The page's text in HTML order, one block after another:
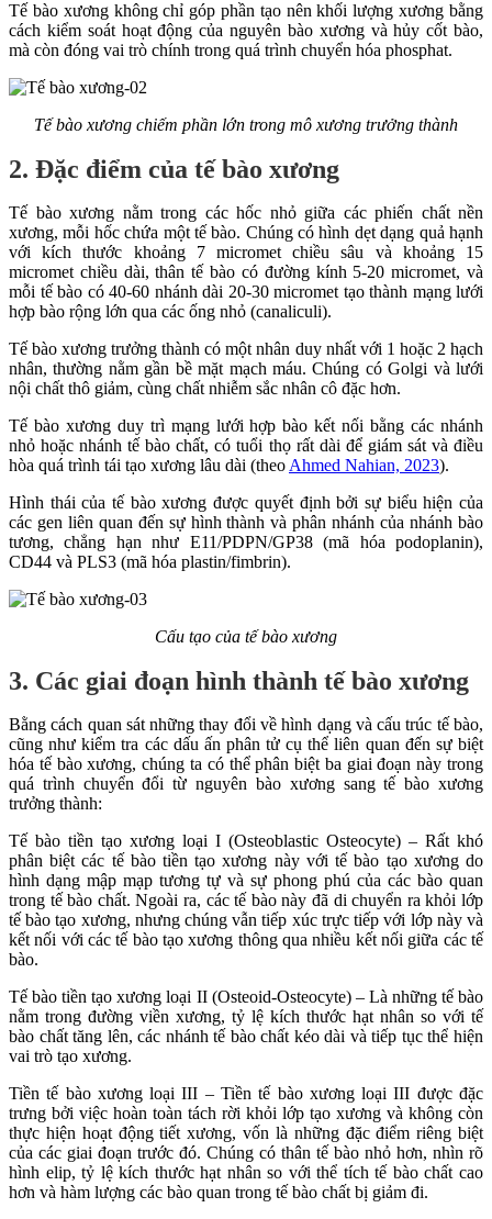
Tế bào xương không chỉ góp phần tạo nên khối lượng xương bằng
cách kiểm soát hoạt động của nguyên bào xương và hủy cốt bào,
mà còn đóng vai trò chính trong quá trình chuyển hóa phosphat.
Tế bào xương chiếm phần lớn trong mô xương trưởng thành
2. Đặc điểm của tế bào xương
Tế bào xương nằm trong các hốc nhỏ giữa các phiến chất nền
xương, mỗi hốc chứa một tế bào. Chúng có hình dẹt dạng quả hạnh
với kích thước khoảng 7 micromet chiều sâu và khoảng 15
micromet chiều dài, thân tế bào có đường kính 5-20 micromet, và
mỗi tế bào có 40-60 nhánh dài 20-30 micromet tạo thành mạng lưới
hợp bào rộng lớn qua các ống nhỏ (canaliculi).
Tế bào xương trưởng thành có một nhân duy nhất với 1 hoặc 2 hạch
nhân, thường nằm gần bề mặt mạch máu. Chúng có Golgi và lưới
nội chất thô giảm, cùng chất nhiễm sắc nhân cô đặc hơn.
Tế bào xương duy trì mạng lưới hợp bào kết nối bằng các nhánh
nhỏ hoặc nhánh tế bào chất, có tuổi thọ rất dài để giám sát và điều
hòa quá trình tái tạo xương lâu dài (theo Ahmed Nahian, 2023).
Hình thái của tế bào xương được quyết định bởi sự biểu hiện của
các gen liên quan đến sự hình thành và phân nhánh của nhánh bào
tương, chẳng hạn như E11/PDPN/GP38 (mã hóa podoplanin),
CD44 và PLS3 (mã hóa plastin/fimbrin).
Cấu tạo của tế bào xương
3. Các giai đoạn hình thành tế bào xương
Bằng cách quan sát những thay đổi về hình dạng và cấu trúc tế bào,
cũng như kiểm tra các dấu ấn phân tử cụ thể liên quan đến sự biệt
hóa tế bào xương, chúng ta có thể phân biệt ba giai đoạn này trong
quá trình chuyển đổi từ nguyên bào xương sang tế bào xương
trưởng thành:
Tế bào tiền tạo xương loại I (Osteoblastic Osteocyte) – Rất khó
phân biệt các tế bào tiền tạo xương này với tế bào tạo xương do
hình dạng mập mạp tương tự và sự phong phú của các bào quan
trong tế bào chất. Ngoài ra, các tế bào này đã di chuyển ra khỏi lớp
tế bào tạo xương, nhưng chúng vẫn tiếp xúc trực tiếp với lớp này và
kết nối với các tế bào tạo xương thông qua nhiều kết nối giữa các tế
bào.
Tế bào tiền tạo xương loại II (Osteoid-Osteocyte) – Là những tế bào
nằm trong đường viền xương, tỷ lệ kích thước hạt nhân so với tế
bào chất tăng lên, các nhánh tế bào chất kéo dài và tiếp tục thể hiện
vai trò tạo xương.
Tiền tế bào xương loại III – Tiền tế bào xương loại III được đặc
trưng bởi việc hoàn toàn tách rời khỏi lớp tạo xương và không còn
thực hiện hoạt động tiết xương, vốn là những đặc điểm riêng biệt
của các giai đoạn trước đó. Chúng có thân tế bào nhỏ hơn, nhìn rõ
hình elip, tỷ lệ kích thước hạt nhân so với thể tích tế bào chất cao
hơn và hàm lượng các bào quan trong tế bào chất bị giảm đi.